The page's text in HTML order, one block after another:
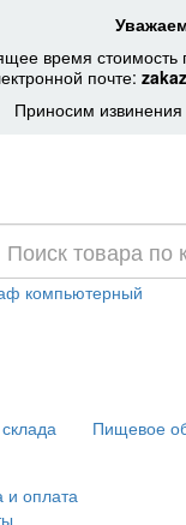
время
почте:
Приносим извинения
компьютерный
Пищевое
и оплата